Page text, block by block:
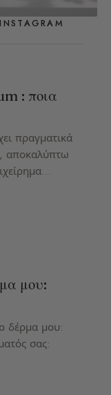
: ποια
πραγματικά
αποκαλύπτω
μου:
δέρμα μου:
σας: